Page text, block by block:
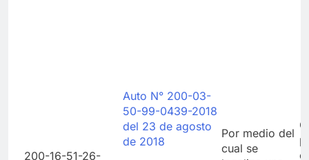
200-16-51-26-
Auto N° 200-03-
50-99-0439-2018
del 23 de agosto
de 2018
Por medio del
cual se